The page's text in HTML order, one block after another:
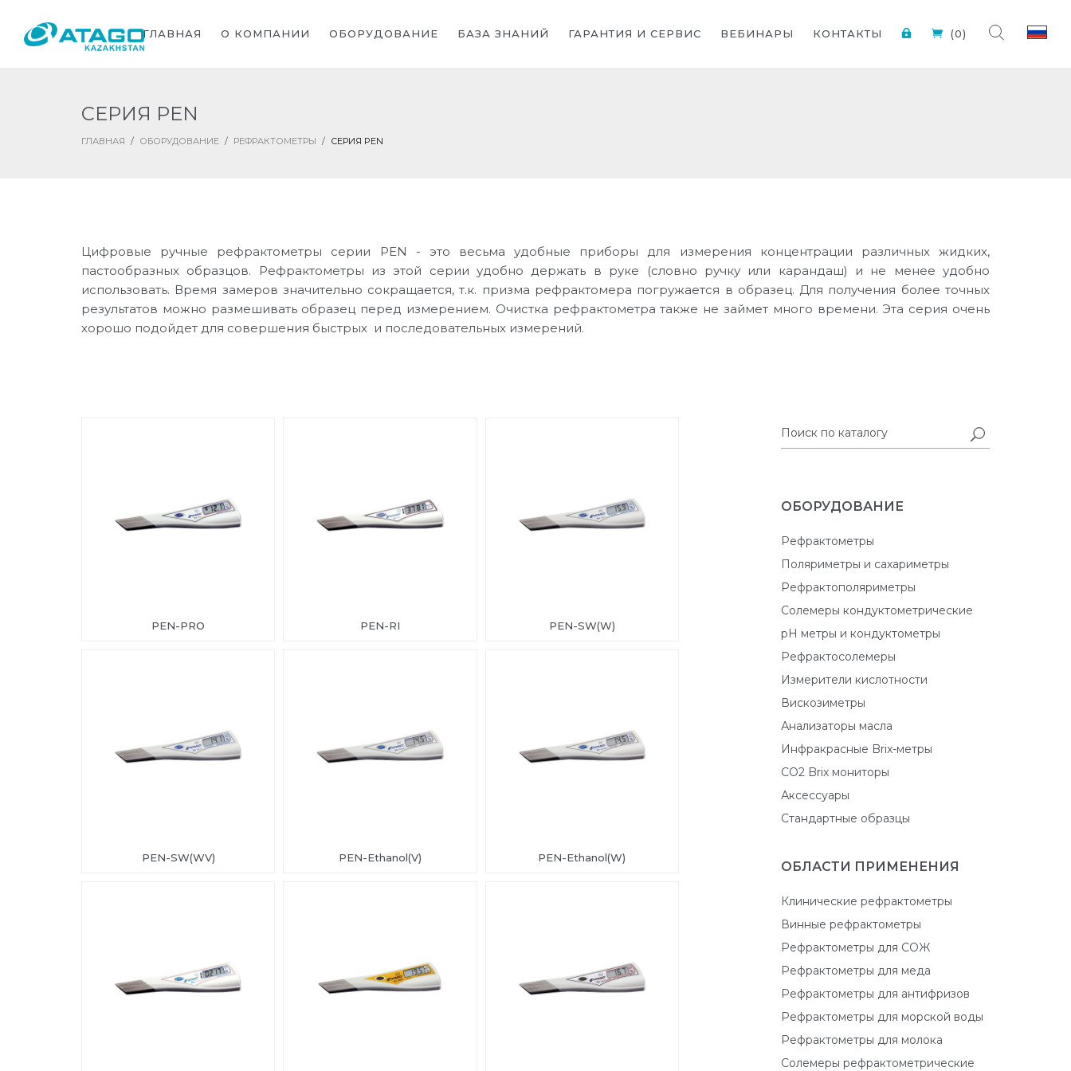
ГЛАВНАЯ О КОМПАНИИ ОБОРУДОВАНИЕ БАЗА ЗНАНИЙ ГАРАНТИЯ И СЕРВИС ВЕБИНАРЫ КОНТАКТЫ (0)
СЕРИЯ PEN
ГЛАВНАЯ / ОБОРУДОВАНИЕ / РЕФРАКТОМЕТРЫ / СЕРИЯ PEN
Цифровые ручные рефрактометры серии PEN - это весьма удобные приборы для измерения концентрации различных жидких,
пастообразных образцов. Рефрактометры из этой серии удобно держать в руке (словно ручку или карандаш) и не менее удобно
использовать. Время замеров значительно сокращается, т.к. призма рефрактомера погружается в образец. Для получения более точных
результатов можно размешивать образец перед измерением. Очистка рефрактометра также не займет много времени. Эта серия очень
хорошо подойдет для совершения быстрых и последовательных измерений.
PEN-PRO PEN-RI PEN-SW(W)
PEN-SW(WV) PEN-Ethanol(V) PEN-Ethanol(W)
ОБОРУДОВАНИЕ
Рефрактометры
Поляриметры и сахариметры
Рефрактополяриметры
Солемеры кондуктометрические
pH метры и кондуктометры
Рефрактосолемеры
Измерители кислотности
Вискозиметры
Анализаторы масла
Инфракрасные Brix-метры
CO2 Brix мониторы
Аксессуары
Стандартные образцы
ОБЛАСТИ ПРИМЕНЕНИЯ
Клинические рефрактометры
Винные рефрактометры
Рефрактометры для СОЖ
Рефрактометры для меда
Рефрактометры для антифризов
Рефрактометры для морской воды
Рефрактометры для молока
Солемеры рефрактометрические